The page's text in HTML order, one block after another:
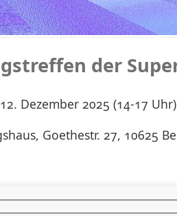
der
Dezember 2025 (14-17 Uhr)
Goethestr. 27, 10625